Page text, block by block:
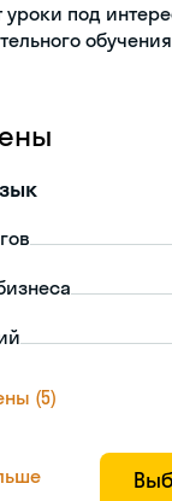
уроки под
обучения
(5)